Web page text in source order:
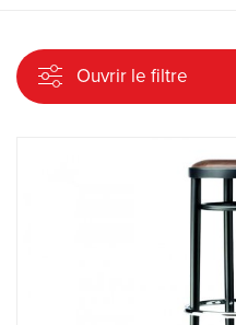
Ouvrir le filtre